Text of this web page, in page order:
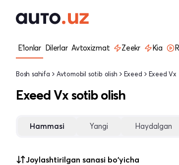
E'lonlar Dilerlar Avtoxizmat Zeekr Kia
Bosh sahifa Avtomobil sotib olish Exeed Exeed Vx
Exeed Vx sotib olish
Hammasi Yangi Haydalgan
Joylashtirilgan sanasi bo'yicha